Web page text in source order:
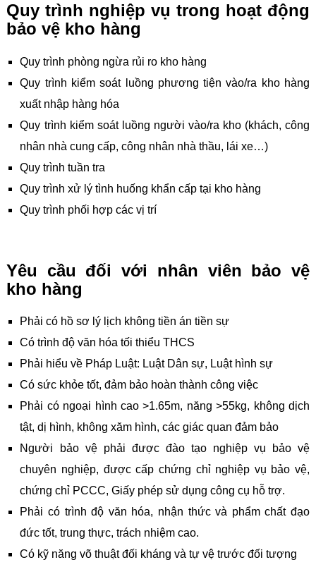
Quy trình nghiệp vụ trong hoạt động
bảo vệ kho hàng
Quy trình phòng ngừa rủi ro kho hàng
Quy trình kiểm soát luồng phương tiện vào/ra kho hàng
xuất nhập hàng hóa
Quy trình kiểm soát luồng người vào/ra kho (khách, công
nhân nhà cung cấp, công nhân nhà thầu, lái xe…)
Quy trình tuần tra
Quy trình xử lý tình huống khẩn cấp tại kho hàng
Quy trình phối hợp các vị trí
Yêu cầu đối với nhân viên bảo vệ
kho hàng
Phải có hồ sơ lý lịch không tiền án tiền sự
Có trình độ văn hóa tối thiểu THCS
Phải hiểu về Pháp Luật: Luật Dân sự, Luật hình sự
Có sức khỏe tốt, đảm bảo hoàn thành công việc
Phải có ngoại hình cao >1.65m, năng >55kg, không dịch
tật, dị hình, không xăm hình, các giác quan đảm bảo
Người bảo vệ phải được đào tạo nghiệp vụ bảo vệ
chuyên nghiệp, được cấp chứng chỉ nghiệp vụ bảo vệ,
chứng chỉ PCCC, Giấy phép sử dụng công cụ hỗ trợ.
Phải có trình độ văn hóa, nhận thức và phẩm chất đạo
đức tốt, trung thực, trách nhiệm cao.
Có kỹ năng võ thuật đối kháng và tự vệ trước đối tượng